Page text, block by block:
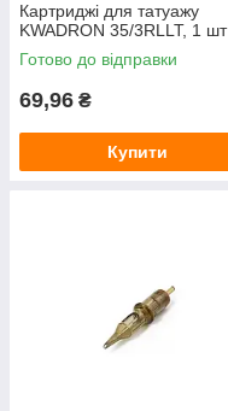
Картриджі для татуажу
KWADRON 35/3RLLT, 1 шт
Готово до відправки
69,96 ₴
Купити